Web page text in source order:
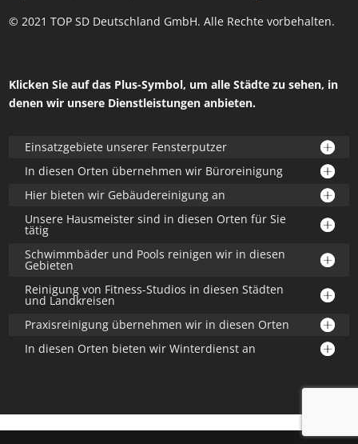
© 2021 TOP SD Deutschland GmbH. Alle Rechte vorbehalten.
Klicken Sie auf das Plus-Symbol, um alle Städte zu sehen, in
denen wir unsere Dienstleistungen anbieten.
Einsatzgebiete unserer Fensterputzer
In diesen Orten übernehmen wir Büroreinigung
Hier bieten wir Gebäudereinigung an
Unsere Hausmeister sind in diesen Orten für Sie
tätig
Schwimmbäder und Pools reinigen wir in diesen
Gebieten
Reinigung von Fitness-Studios in diesen Städten
und Landkreisen
Praxisreinigung übernehmen wir in diesen Orten
In diesen Orten bieten wir Winterdienst an